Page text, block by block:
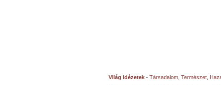
Világ idézetek - Társadalom Természet